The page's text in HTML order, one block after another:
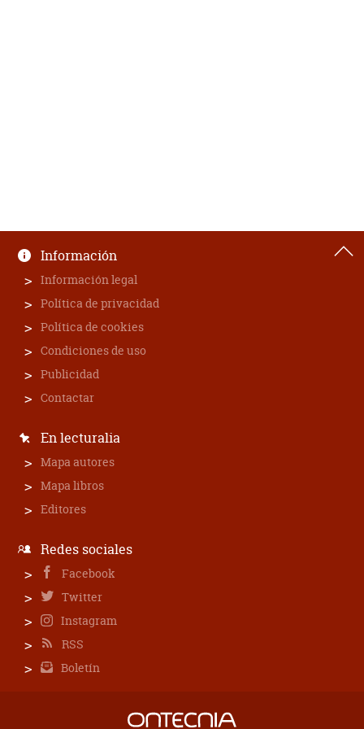
Información
Información legal
Política de privacidad
Política de cookies
Condiciones de uso
Publicidad
Contactar
En lecturalia
Mapa autores
Mapa libros
Editores
Redes sociales
Facebook
Twitter
Instagram
RSS
Boletín